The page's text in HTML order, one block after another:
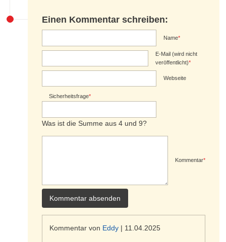
Einen Kommentar schreiben:
Name*
E-Mail (wird nicht
veröffentlicht)*
Webseite
Sicherheitsfrage*
Was ist die Summe aus 4 und 9?
Kommentar*
Kommentar absenden
Kommentar von Eddy | 11.04.2025